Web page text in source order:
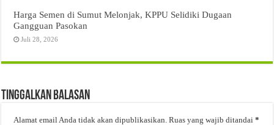
Harga Semen di Sumut Melonjak, KPPU Selidiki Dugaan
Gangguan Pasokan
Juli 28, 2026
Tinggalkan Balasan
Alamat email Anda tidak akan dipublikasikan. Ruas yang wajib ditandai*